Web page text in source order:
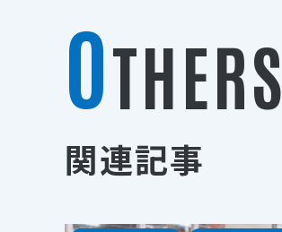
OTHERS
関連記事